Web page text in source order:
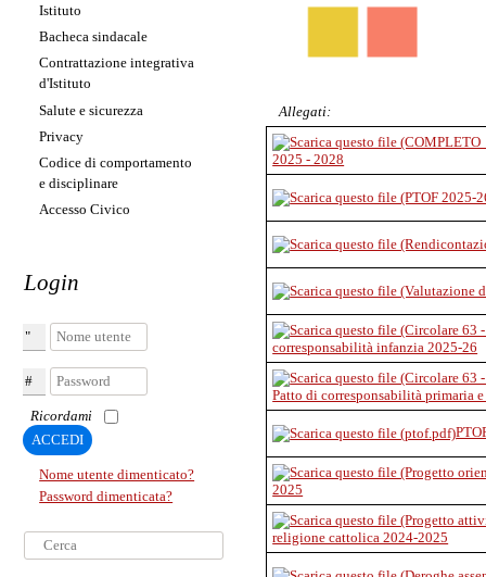
Istituto
Bacheca sindacale
Contrattazione integrativa
d'Istituto
Salute e sicurezza
Privacy
Codice di comportamento
e disciplinare
Accesso Civico
Login
Nome utente
Password
Ricordami
ACCEDI
Nome utente dimenticato?
Password dimenticata?
Cerca...
Allegati:
2025 - 2028
corresponsabilità infanzia 2025-26
Patto di corresponsabilità primaria
2025
religione cattolica 2024-2025